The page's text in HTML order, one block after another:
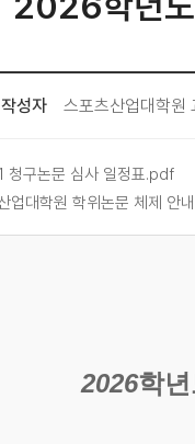
작성자 스포츠산업대학원
청구논문 심사 일정표.pdf
업대학원 학위논문 체제 안
2026학